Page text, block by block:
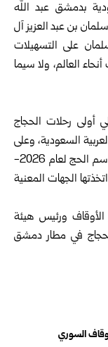
بدمشق عبد الله
بن عبد العزيز آل
على التسهيلات
العالم، ولا سيما
أولى رحلات الحجاج
السعودية، وعلى
متنها 340 حاجاً، ضمن خطة تفويج الحجاج لموسم الحج لعام 2026-
الجهات المعنية
السوري